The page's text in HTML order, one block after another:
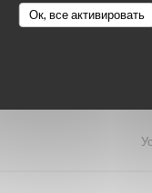
Ок, все активировать